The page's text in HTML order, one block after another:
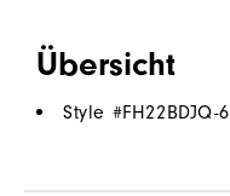
Übersicht
Style #FH22BDJQ-6